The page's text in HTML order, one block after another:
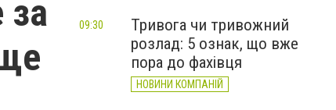
за
Тривога чи тривожний
розлад: 5 ознак, що вже
пора до фахівця
НОВИНИ КОМПАНІЙ
09:30